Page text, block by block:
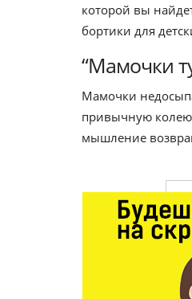
которой вы
бортики для
“Мамочки
Мамочки
привычную
мышление